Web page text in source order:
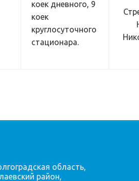
коек дневного, 9
коек
круглосуточного
стационара.
область,
район,